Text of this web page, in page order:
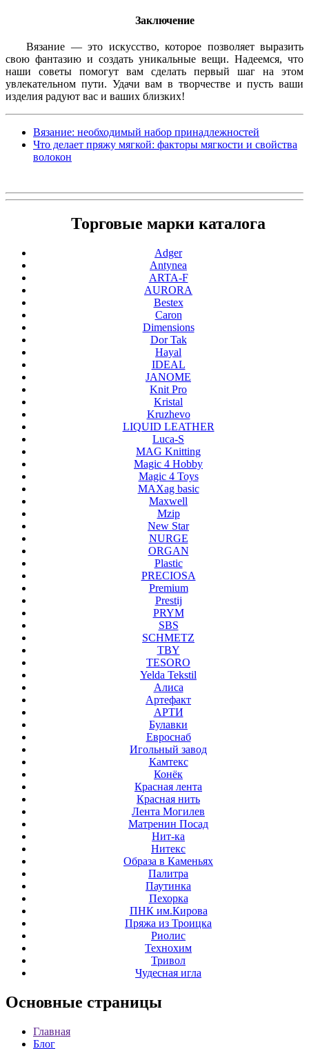
Заключение
Вязание — это искусство, которое позволяет выразить
свою фантазию и создать уникальные вещи. Надеемся, что
наши советы помогут вам сделать первый шаг на этом
увлекательном пути. Удачи вам в творчестве и пусть ваши
изделия радуют вас и ваших близких!
Вязание: необходимый набор принадлежностей
Что делает пряжу мягкой: факторы мягкости и свойства
волокон
Торговые марки каталога
Adger
Antynea
ARTA-F
AURORA
Bestex
Caron
Dimensions
Dor Tak
Hayal
IDEAL
JANOME
Knit Pro
Kristal
Kruzhevo
LIQUID LEATHER
Luca-S
MAG Knitting
Magic 4 Hobby
Magic 4 Toys
MAXag basic
Maxwell
Mzip
New Star
NURGE
ORGAN
Plastic
PRECIOSA
Premium
Prestij
PRYM
SBS
SCHMETZ
TBY
TESORO
Yelda Tekstil
Алиса
Артефакт
АРТИ
Булавки
Евроснаб
Игольный завод
Камтекс
Конёк
Красная лента
Красная нить
Лента Могилев
Матренин Посад
Нит-ка
Нитекс
Образа в Каменьях
Палитра
Паутинка
Пехорка
ПНК им.Кирова
Пряжа из Троицка
Риолис
Технохим
Тривол
Чудесная игла
Основные страницы
Главная
Блог